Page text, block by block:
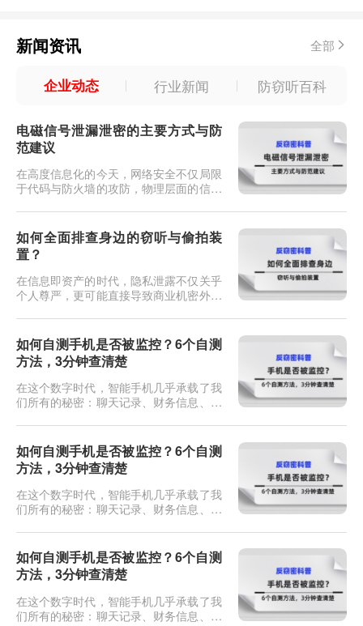
新闻资讯 全部
企业动态 行业新闻 防窃听百科
电磁信号泄漏泄密的主要方式与防
范建议
在高度信息化的今天，网络安全不仅局限
于代码与防火墙的攻防，物理层面的信息
盘、浏览屏幕或传输文件时，电子设备在
工作过程中会产生电磁辐射。这些看似无
形的电磁波，如果不加防范，极易成为泄
密的隐形内鬼。这种通过截获和分析设备
电磁辐射来还原信息的窃密技术，在信息
安全领域被称为TEMPEST（瞬态...
如何全面排查身边的窃听与偷拍装
置？
在信息即资产的时代，隐私泄露不仅关乎
个人尊严，更可能直接导致商业机密外泄
已不是电影里那种粗笨的“纽扣式”发报
机，它们可能伪装成日常的插座、充电
头、烟雾报警器，甚至是一根普通的电源
线。当你直觉不对劲，或者即将进行一场
机密会谈时，如何像专业反间谍人员一
样，揪出那些潜伏在暗处的耳朵和眼
睛？...
如何自测手机是否被监控？6个自测
方法，3分钟查清楚
在这个数字时代，智能手机几乎承载了我
们所有的秘密：聊天记录、财务信息、行
监控，你的生活就如同在黑客面前裸奔。
最近后台收到不少私信，问的都是同一个
问题：我总觉得手机被人监控了，但又说
不上来哪里不对。说实话，大部分人的直
觉是准的。手机被监控这件事，不一定是
电影里那种特工级别的操作。更多时...
如何自测手机是否被监控？6个自测
方法，3分钟查清楚
在这个数字时代，智能手机几乎承载了我
们所有的秘密：聊天记录、财务信息、行
监控，你的生活就如同在黑客面前裸奔。
最近后台收到不少私信，问的都是同一个
问题：我总觉得手机被人监控了，但又说
不上来哪里不对。说实话，大部分人的直
觉是准的。手机被监控这件事，不一定是
电影里那种特工级别的操作。更多时...
如何自测手机是否被监控？6个自测
方法，3分钟查清楚
在这个数字时代，智能手机几乎承载了我
们所有的秘密：聊天记录、财务信息、行